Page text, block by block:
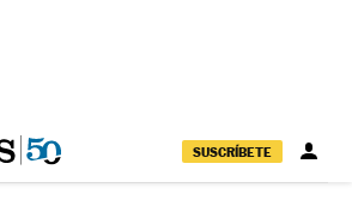
SUSCRÍBETE